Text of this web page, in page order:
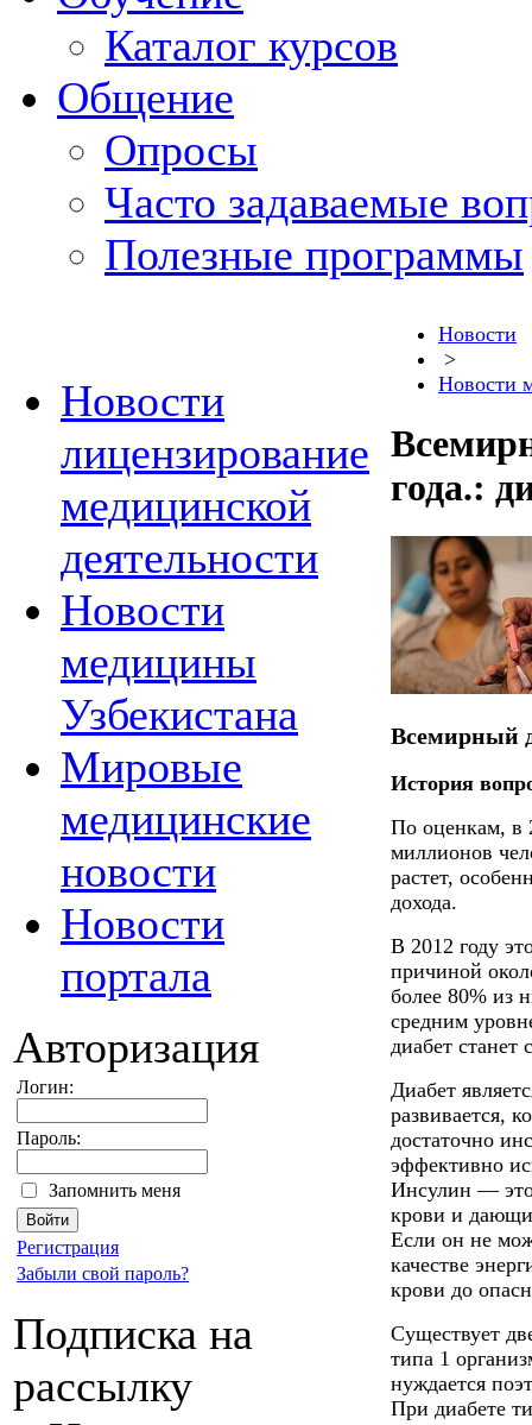
Каталог курсов
Общение
Опросы
Часто задаваемые
Полезные программы
Новости
лицензирование
медицинской
деятельности
Новости
медицины
Узбекистана
Мировые
медицинские
новости
Новости
портала
Авторизация
Логин:
Пароль:
Запомнить меня
Регистрация
Забыли свой пароль?
Подписка на
рассылку
Новости
>
Новости
года.:
Всемирный
История
По оценкам, в
миллионов
растет,
дохода.
В 2012 году
причиной
более 80% из
средним
диабет
Диабет
развивается,
достаточно
эффективно
Инсулин — это
крови и
Если он не
качестве
крови до
Существует
типа 1
нуждается
При диабете